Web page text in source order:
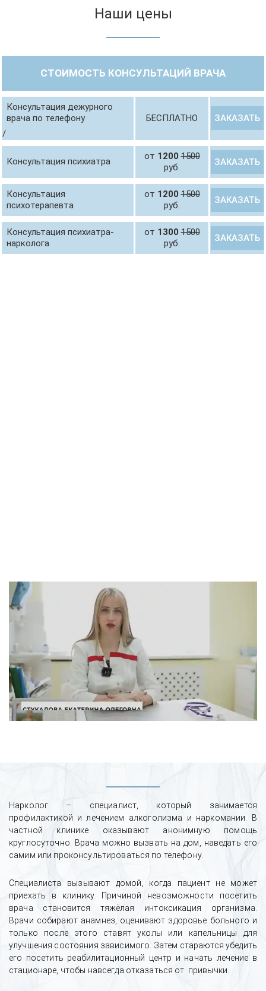
Наши цены
СТОИМОСТЬ КОНСУЛЬТАЦИЙ ВРАЧА
Консультация дежурного
врача по телефону
/
БЕСПЛАТНО ЗАКАЗАТЬ
Консультация психиатра от 12001500
руб.
ЗАКАЗАТЬ
Консультация
психотерапевта
от 12001500
руб.
ЗАКАЗАТЬ
Консультация психиатра-
нарколога
от 13001500
руб.
ЗАКАЗАТЬ
Нарколог – специалист, который занимается
профилактикой и лечением алкоголизма и наркомании. В
частной клинике оказывают анонимную помощь
круглосуточно. Врача можно вызвать на дом, наведать его
самим или проконсультироваться по телефону.
Специалиста вызывают домой, когда пациент не может
приехать в клинику. Причиной невозможности посетить
врача становится тяжёлая интоксикация организма.
Врачи собирают анамнез, оценивают здоровье больного и
только после этого ставят уколы или капельницы для
улучшения состояния зависимого. Затем стараются убедить
его посетить реабилитационный центр и начать лечение в
стационаре, чтобы навсегда отказаться от привычки.